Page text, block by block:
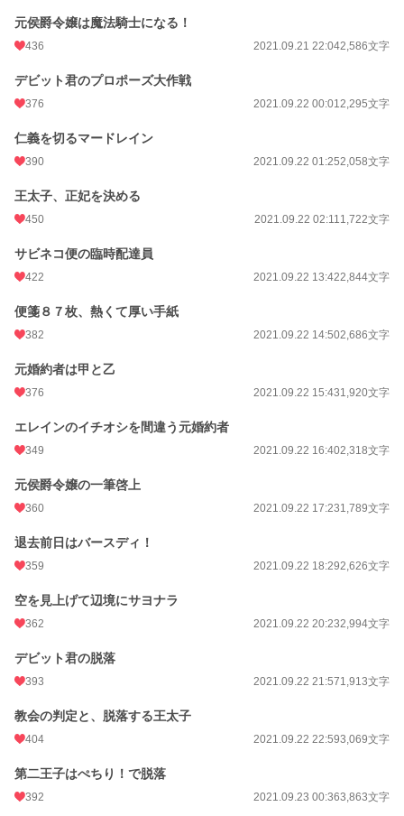
元侯爵令嬢は魔法騎士になる！
436 2021.09.21 22:042,586文字
デビット君のプロポーズ大作戦
376 2021.09.22 00:012,295文字
仁義を切るマードレイン
390 2021.09.22 01:252,058文字
王太子、正妃を決める
450 2021.09.22 02:111,722文字
サビネコ便の臨時配達員
422 2021.09.22 13:422,844文字
便箋８７枚、熱くて厚い手紙
382 2021.09.22 14:502,686文字
元婚約者は甲と乙
376 2021.09.22 15:431,920文字
エレインのイチオシを間違う元婚約者
349 2021.09.22 16:402,318文字
元侯爵令嬢の一筆啓上
360 2021.09.22 17:231,789文字
退去前日はバースディ！
359 2021.09.22 18:292,626文字
空を見上げて辺境にサヨナラ
362 2021.09.22 20:232,994文字
デビット君の脱落
393 2021.09.22 21:571,913文字
教会の判定と、脱落する王太子
404 2021.09.22 22:593,069文字
第二王子はぺちり！で脱落
392 2021.09.23 00:363,863文字